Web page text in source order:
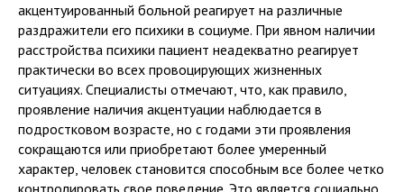
акцентуированный больной реагирует на различные
раздражители его психики в социуме. При явном наличии
расстройства психики пациент неадекватно реагирует
практически во всех провоцирующих жизненных
ситуациях. Специалисты отмечают, что, как правило,
проявление наличия акцентуации наблюдается в
подростковом возрасте, но с годами эти проявления
сокращаются или приобретают более умеренный
характер, человек становится способным все более четко
контролировать свое поведение. Это является социально